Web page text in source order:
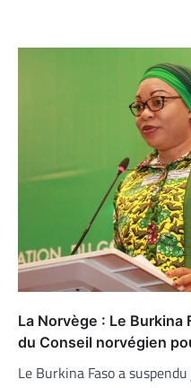
La Norvège : Le
du Conseil norvégien
Le Burkina Faso a